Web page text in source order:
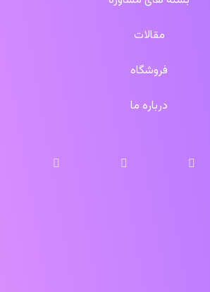
مقالات
فروشگاه
درباره ما